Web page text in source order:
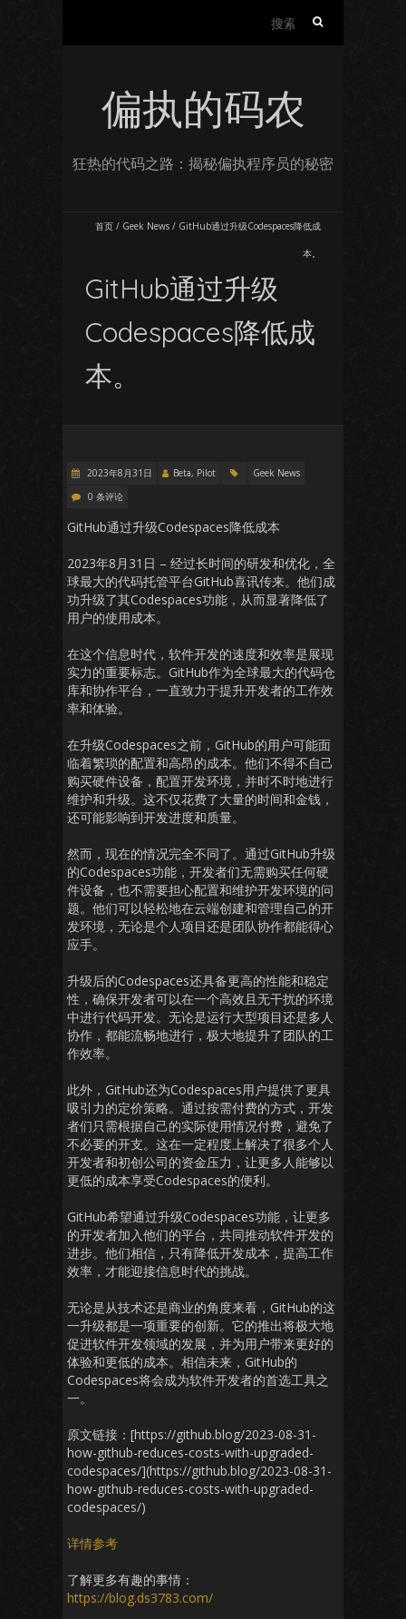
偏执的码农
狂热的代码之路：揭秘偏执程序员的秘密
首页 / Geek News / GitHub通过升级Codespaces降低成
本。
GitHub通过升级
Codespaces降低成
本。
2023年8月31日 Beta, Pilot
Geek News
0 条评论
GitHub通过升级Codespaces降低成本
2023年8月31日 – 经过长时间的研发和优化，全
球最大的代码托管平台GitHub喜讯传来。他们成
功升级了其Codespaces功能，从而显著降低了
用户的使用成本。
在这个信息时代，软件开发的速度和效率是展现
实力的重要标志。GitHub作为全球最大的代码仓
库和协作平台，一直致力于提升开发者的工作效
率和体验。
在升级Codespaces之前，GitHub的用户可能面
临着繁琐的配置和高昂的成本。他们不得不自己
购买硬件设备，配置开发环境，并时不时地进行
维护和升级。这不仅花费了大量的时间和金钱，
还可能影响到开发进度和质量。
然而，现在的情况完全不同了。通过GitHub升级
的Codespaces功能，开发者们无需购买任何硬
件设备，也不需要担心配置和维护开发环境的问
题。他们可以轻松地在云端创建和管理自己的开
发环境，无论是个人项目还是团队协作都能得心
应手。
升级后的Codespaces还具备更高的性能和稳定
性，确保开发者可以在一个高效且无干扰的环境
中进行代码开发。无论是运行大型项目还是多人
协作，都能流畅地进行，极大地提升了团队的工
作效率。
此外，GitHub还为Codespaces用户提供了更具
吸引力的定价策略。通过按需付费的方式，开发
者们只需根据自己的实际使用情况付费，避免了
不必要的开支。这在一定程度上解决了很多个人
开发者和初创公司的资金压力，让更多人能够以
更低的成本享受Codespaces的便利。
GitHub希望通过升级Codespaces功能，让更多
的开发者加入他们的平台，共同推动软件开发的
进步。他们相信，只有降低开发成本，提高工作
效率，才能迎接信息时代的挑战。
无论是从技术还是商业的角度来看，GitHub的这
一升级都是一项重要的创新。它的推出将极大地
促进软件开发领域的发展，并为用户带来更好的
体验和更低的成本。相信未来，GitHub的
Codespaces将会成为软件开发者的首选工具之
一。
原文链接：[https://github.blog/2023-08-31-
how-github-reduces-costs-with-upgraded-
codespaces/](https://github.blog/2023-08-31-
how-github-reduces-costs-with-upgraded-
codespaces/)
详情参考
了解更多有趣的事情：
https://blog.ds3783.com/